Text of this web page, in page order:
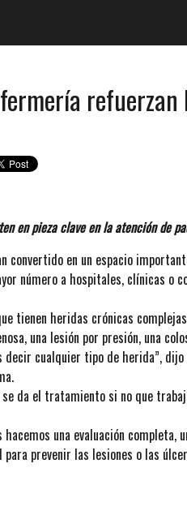
refuerzan
en pieza clave en la atención de
convertido en un espacio
número a hospitales, clínicas o
tienen heridas crónicas
una lesión por presión, una
decir cualquier tipo de herida”,
da el tratamiento si no que
una evaluación
prevenir las lesiones o las